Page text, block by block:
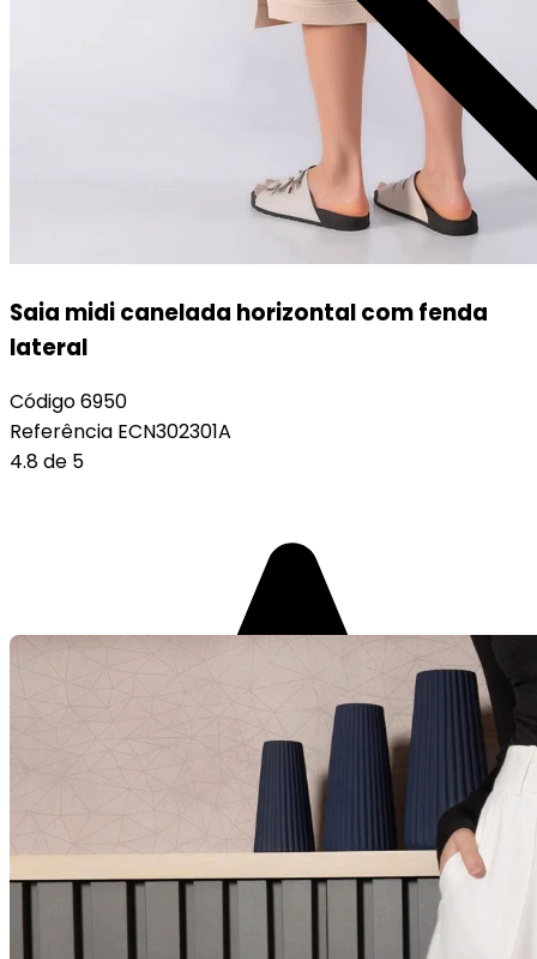
Saia midi canelada horizontal com fenda
lateral
Código6950
Referência ECN302301A
4.8 de 5